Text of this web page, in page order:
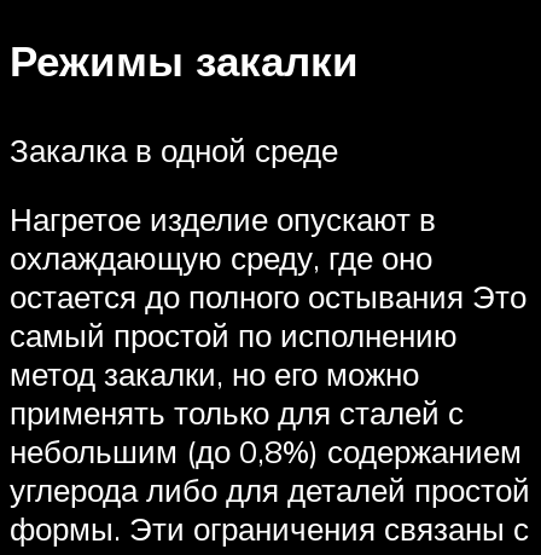
Режимы закалки
Закалка в одной среде
Нагретое изделие опускают в
охлаждающую среду, где оно
остается до полного остывания Это
самый простой по исполнению
метод закалки, но его можно
применять только для сталей с
небольшим (до 0,8%) содержанием
углерода либо для деталей простой
формы. Эти ограничения связаны с